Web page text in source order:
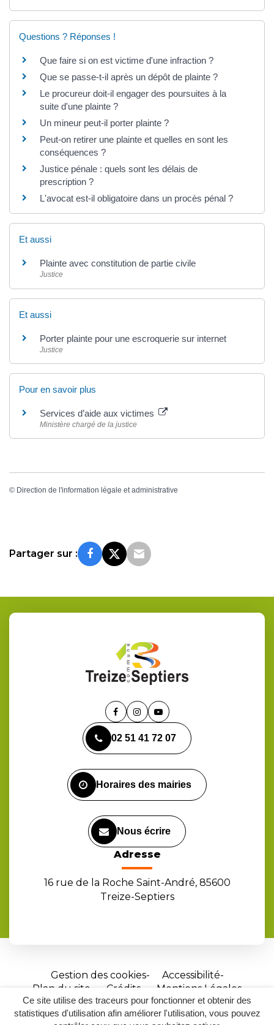
Ce site utilise des traceurs pour fonctionner et obtenir des
statistiques d'utilisation afin améliorer l'utilisation, vous pouvez
Questions ? Réponses !
Que faire si on est victime d'une infraction ?
Que se passe-t-il après un dépôt de plainte ?
Le procureur doit-il engager des poursuites à la
suite d'une plainte ?
Un mineur peut-il porter plainte ?
Peut-on retirer une plainte et quelles en sont les
conséquences ?
Justice pénale : quels sont les délais de
prescription ?
L'avocat est-il obligatoire dans un procès pénal ?
Et aussi
Plainte avec constitution de partie civile
Justice
Et aussi
Porter plainte pour une escroquerie sur internet
Justice
Pour en savoir plus
Services d’aide aux victimes
Ministère chargé de la justice
© Direction de l'information légale et administrative
Partager sur :
Lien
le
compte
Lien
le
compte
Lien
la
chaîne
02 51 41 72 07
Horaires des mairies
Nous écrire
Adresse
16 rue de la Roche Saint-André, 85600
Treize-Septiers
Gestion des cookies
Accessibilité
Plan du site
Crédits
Mentions Légales
Site